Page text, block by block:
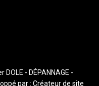
- DÉPANNAGE -
par : Créateur de site